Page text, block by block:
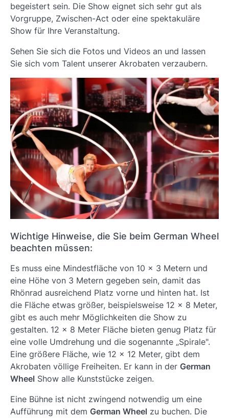
begeistert sein. Die Show eignet sich sehr gut als
Vorgruppe, Zwischen-Act oder eine spektakuläre
Show für Ihre Veranstaltung.
Sehen Sie sich die Fotos und Videos an und lassen
Sie sich vom Talent unserer Akrobaten verzaubern.
Wichtige Hinweise, die Sie beim German Wheel
beachten müssen:
Es muss eine Mindestfläche von 10 x 3 Metern und
eine Höhe von 3 Metern gegeben sein, damit das
Rhönrad ausreichend Platz vorne und hinten hat. Ist
die Fläche etwas größer, beispielsweise 12 x 8 Meter,
gibt es auch mehr Möglichkeiten die Show zu
gestalten. 12 x 8 Meter Fläche bieten genug Platz für
eine volle Umdrehung und die sogenannte „Spirale".
Eine größere Fläche, wie 12 x 12 Meter, gibt dem
Akrobaten völlige Freiheiten. Er kann in der German
Wheel Show alle Kunststücke zeigen.
Eine Bühne ist nicht zwingend notwendig um eine
Aufführung mit dem German Wheel zu buchen. Die